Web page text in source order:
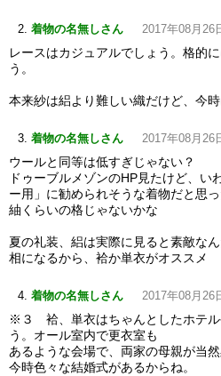
着物の名無しさん 2017年08月26
レースはカジュアルでしょう。格的
う。
本来紗は絽より難しい織だけど、今
着物の名無しさん 2017年08月26
ウールと同等は低すぎじゃない？
ドゥーブルメゾンのHP見たけど、い
ー用」に勧められそうな着物だと思
紬くらいの格じゃないかな
夏の礼装、絽は実際に見ると素敵な
相になるから、袷か単衣がオススメ
着物の名無しさん 2017年08月26
※３ 袷、単衣はちゃんとしたホテル
う。オール室内で更衣室も
あるような会場で、両家の母親が当然
今時色々な結婚式があるからね。